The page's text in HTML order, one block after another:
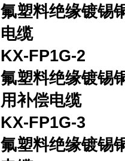
氟塑料绝缘镀锡
电缆
KX-FP1G-2
氟塑料绝缘镀锡
用补偿电缆
KX-FP1G-3
氟塑料绝缘镀锡